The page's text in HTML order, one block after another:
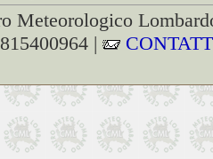
Meteorologico
|